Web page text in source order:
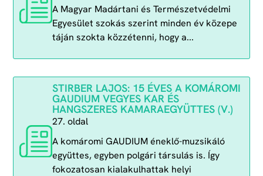
A Magyar Madártani és Természetvédelmi
Egyesület szokás szerint minden év közepe
táján szokta közzétenni, hogy a...
STIRBER LAJOS: 15 ÉVES A KOMÁROMI
GAUDIUM VEGYES KAR ÉS
HANGSZERES KAMARAEGYÜTTES (V.)
27. oldal
A komáromi GAUDIUM éneklő-muzsikáló
együttes, egyben polgári társulás is. Így
fokozatosan kialakulhattak helyi